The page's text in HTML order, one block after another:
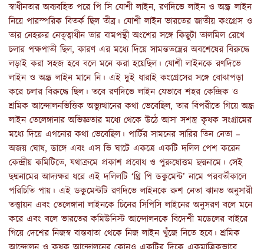
স্বাধীনতার অব্যবহিত পরে পি সি যোশী লাইন, রণদিভে লাইন ও অন্ধ্র লাইন
নিয়ে পারস্পরিক বিতর্ক ছিল তীব্র। যোশী লাইন ভারতের জাতীয় কংগ্রেস ও
তার নেহরুর নেতৃত্বাধীন তার বামপন্থী অংশের সঙ্গে কিছুটা তালমিল রেখে
চলার পক্ষপাতী ছিল, কারণ এর মধ্যে দিয়ে সামন্ততন্ত্রের অবশেষের বিরুদ্ধে
লড়াই করা সহজ হবে বলে মনে করা হয়েছিল। যোশী লাইনকে রণদিভে
লাইন ও অন্ধ্র লাইন মানে নি। এই দুই ধারাই কংগ্রেসের সঙ্গে বোঝাপড়া
করে চলার বিরুদ্ধে ছিল। তবে রণদিভে লাইন যেভাবে শহর কেন্দ্রিক ও
শ্রমিক আন্দোলনভিত্তিক অভ্যুত্থানের কথা ভেবেছিল, তার বিপরীতে গিয়ে অন্ধ্র
লাইন তেলেঙ্গানার অভিজ্ঞতার মধ্যে থেকে উঠে আসা সশস্ত্র কৃষক সংগ্রামের
মধ্যে দিয়ে এগনোর কথা ভেবেছিল। পার্টির সামনের সারির তিন নেতা –
অজয় ঘোষ, ডাঙ্গে এবং এস ভি ঘাটে একত্রে একটি দলিল পেশ করেন
কেন্দ্রীয় কমিটিতে, যথাক্রমে প্রকাশ প্রবোধ ও পুরুষোত্তম ছদ্মনামে। সেই
ছদ্মনামের আদ্যক্ষর ধরে এই দলিলটি ‘থ্রি পি ডকুমেন্ট’ নামে পরবর্তীকালে
পরিচিতি পায়। এই ডকুমেন্টটি রণদিভে লাইনকে রুশ নেতা ঝানভ অনুসারী
তত্ত্বায়ন এবং তেলেঙ্গানা লাইনকে চিনের সিপিসি লাইনের অনুসরণ বলে মনে
করে এবং বলে ভারতের কমিউনিস্ট আন্দোলনকে বিদেশী মডেলের বাইরে
গিয়ে দেশের নিজস্ব বাস্তবাতা থেকে নিজ লাইন খুঁজে নিতে হবে। শ্রমিক